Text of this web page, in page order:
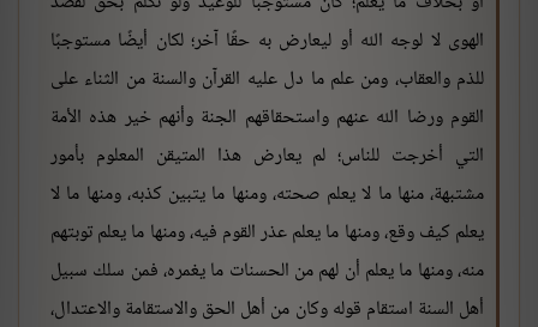
الهوى لا لوجه الله أو ليعارض به حقًا آخر؛ لكان أيضًا مستوجبًا
للذم والعقاب، ومن علم ما دل عليه القرآن والسنة من الثناء على
القوم ورضا الله عنهم واستحقاقهم الجنة وأنهم خير هذه الأمة
التي أخرجت للناس؛ لم يعارض هذا المتيقن المعلوم بأمور
مشتبهة، منها ما لا يعلم صحته، ومنها ما يتبين كذبه، ومنها ما لا
يعلم كيف وقع، ومنها ما يعلم عذر القوم فيه، ومنها ما يعلم توبتهم
منه، ومنها ما يعلم أن لهم من الحسنات ما يغمره، فمن سلك سبيل
أهل السنة استقام قوله وكان من أهل الحق والاستقامة والاعتدال،